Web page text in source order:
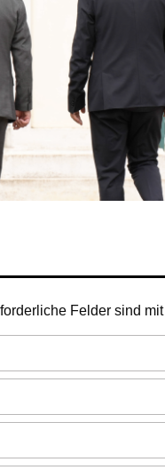
Felder sind mit